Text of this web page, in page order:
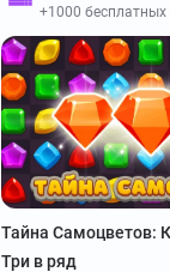
+1000 бесплатных
Тайна Самоцветов:
Три в ряд